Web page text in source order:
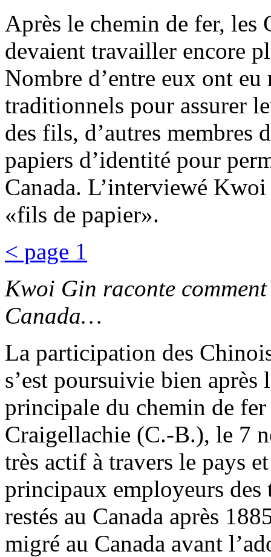
Après le chemin de fer, les
devaient travailler encore
Nombre d’entre eux ont
traditionnels pour assurer
des fils, d’autres membres
papiers d’identité pour
Canada. L’interviewé
«fils de papier».
< page 1
Kwoi Gin raconte
Canada…
La participation des
s’est poursuivie bien après
principale du chemin de
Craigellachie (C.-B.), le 7
très actif à travers le pays
principaux employeurs
restés au Canada après
migré au Canada avant